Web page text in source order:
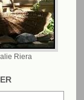
Riera